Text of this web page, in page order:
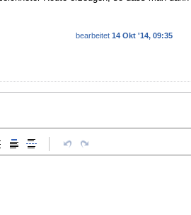
bearbeitet 14 Okt '14, 09:35